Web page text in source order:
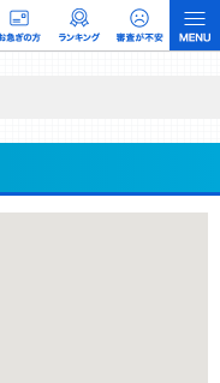
査／ユーザーへの口コミ収集な
ます。